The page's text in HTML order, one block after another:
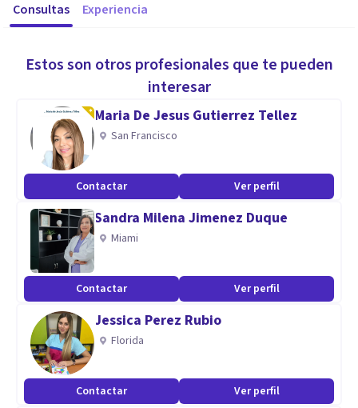
Consultas Experiencia
Estos son otros profesionales que te pueden
interesar
Maria De Jesus Gutierrez Tellez
San Francisco
Contactar Ver perfil
Sandra Milena Jimenez Duque
Miami
Contactar Ver perfil
Jessica Perez Rubio
Florida
Contactar Ver perfil